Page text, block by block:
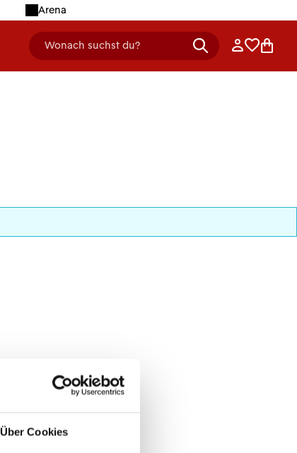
Über Cookies
Arena
Wonach suchst du?
header.searchDescription Anmelden